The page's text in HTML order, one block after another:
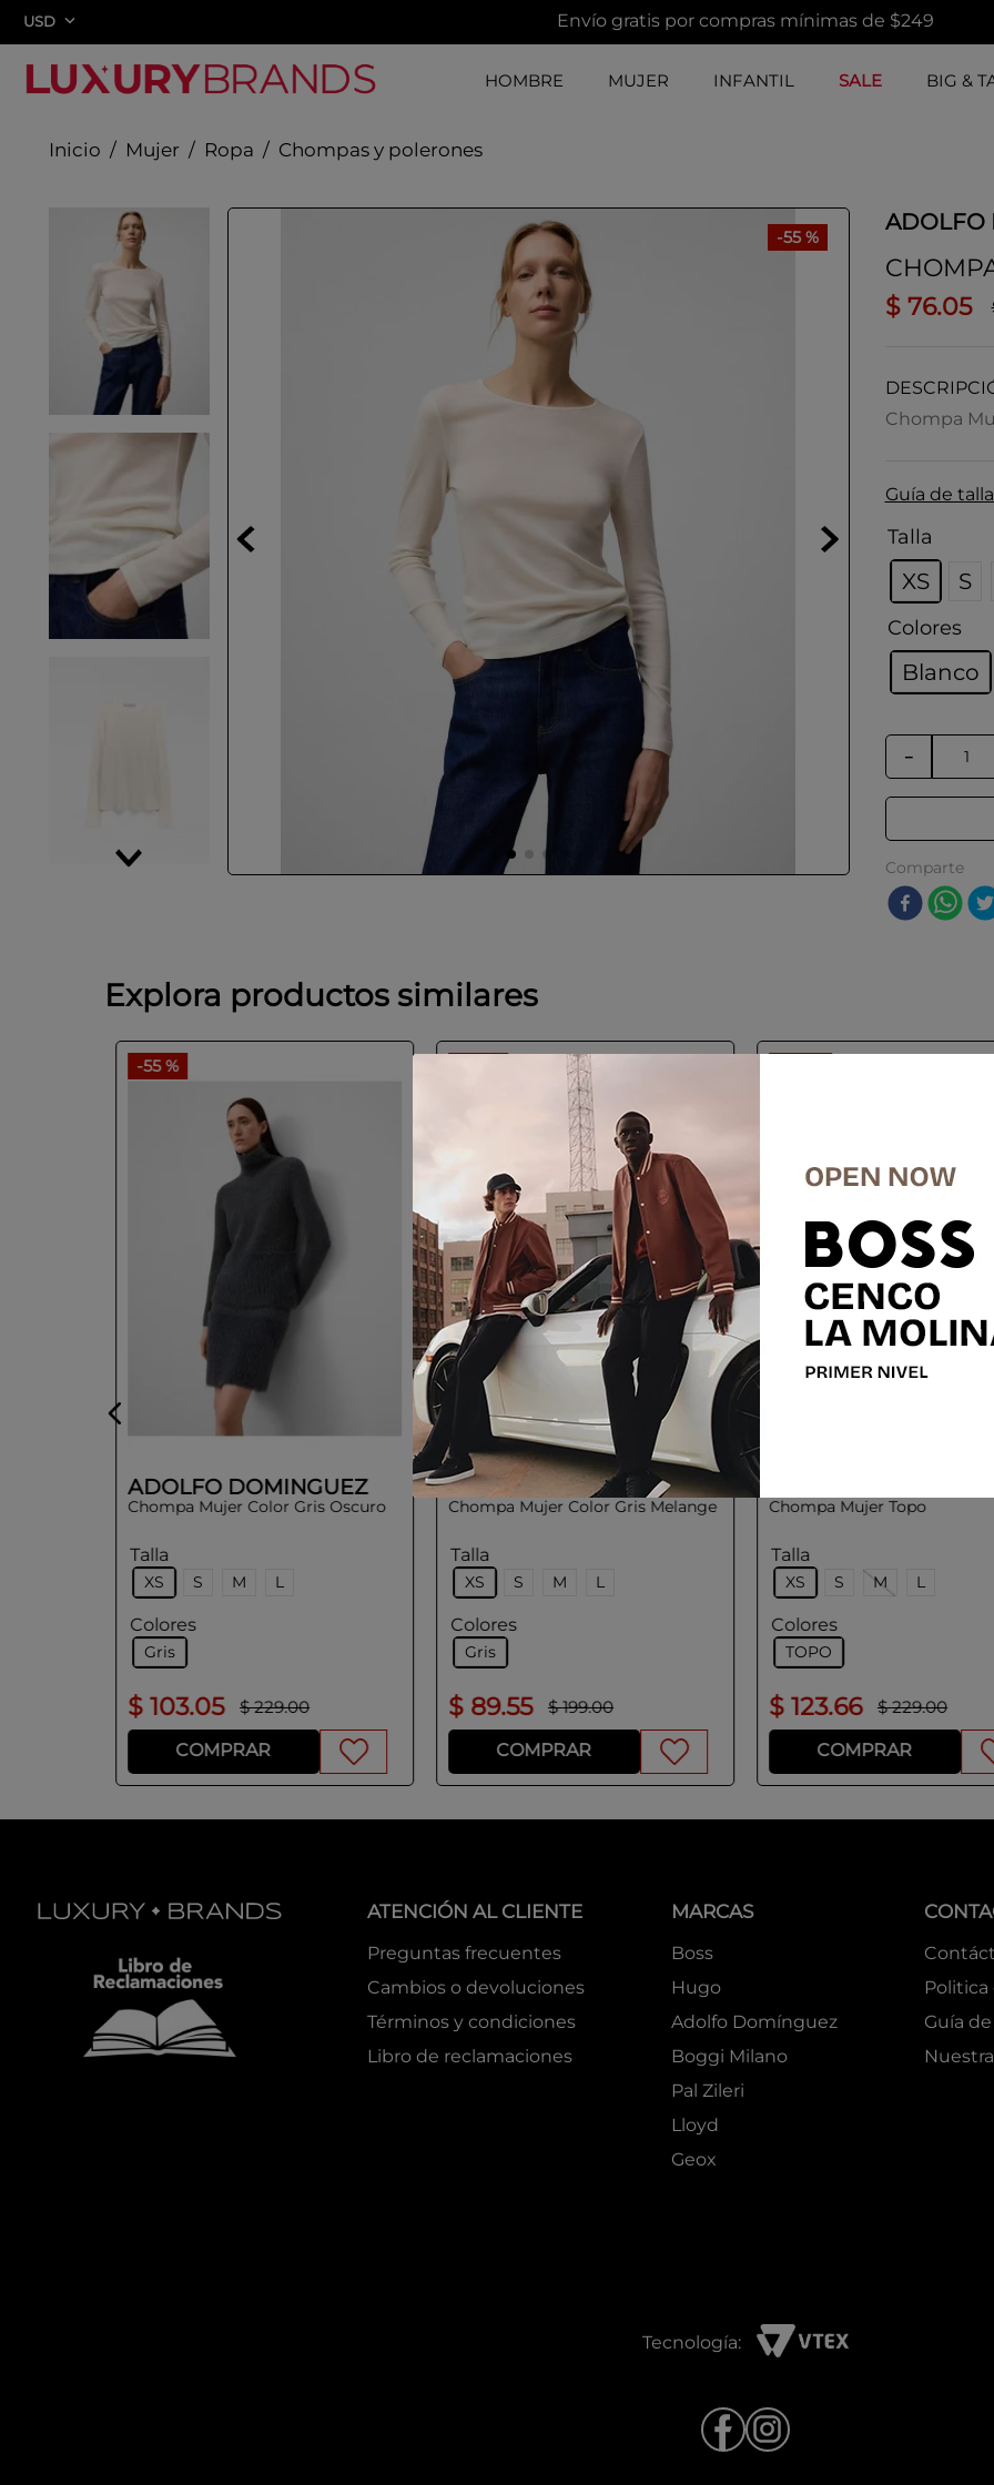
Envío gratis por compras mínimas de $249
USD
HOMBRE MUJER INFANTIL SALE BIG &
Mujer Ropa Chompas y polerones
-55 %
ADOLFO
$ 76.05
Chompa
Guía de
Talla
XS S
Colores
Blanco
－
Comparte
Explora productos similares
-55 %
ADOLFO DOMINGUEZ
Chompa Mujer Color Gris Oscuro
Talla
XS S M L
Colores
Gris
$ 103.05 $ 229.00
COMPRAR
ADOLFO DOMINGUEZ
Chompa Mujer Color Gris Melange
Talla
XS S M L
Colores
Gris
$ 89.55 $ 199.00
COMPRAR
Chompa Mujer Topo
Talla
XS S M L
Colores
TOPO
$ 123.66 $ 229.00
COMPRAR
ATENCIÓN AL CLIENTE
Preguntas frecuentes
Cambios o devoluciones
Términos y condiciones
Libro de reclamaciones
MARCAS
Boss
Hugo
Adolfo Domínguez
Boggi Milano
Pal Zileri
Lloyd
Geox
Guía
Tecnología: